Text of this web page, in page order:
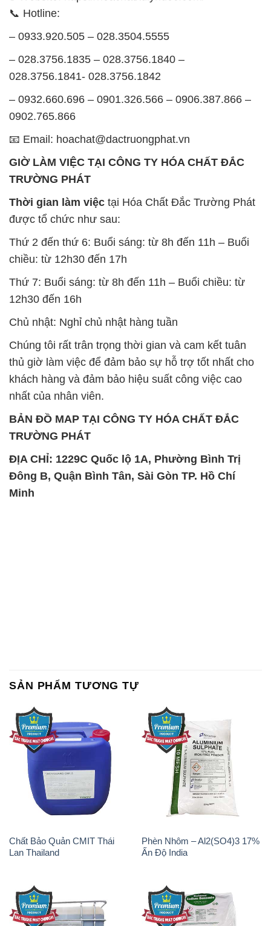
📞 Hotline:
– 0933.920.505 – 028.3504.5555
– 028.3756.1835 – 028.3756.1840 –
028.3756.1841- 028.3756.1842
– 0932.660.696 – 0901.326.566 – 0906.387.866 –
0902.765.866
📧 Email: hoachat@dactruongphat.vn
GIỜ LÀM VIỆC TẠI CÔNG TY HÓA CHẤT ĐẮC
TRƯỜNG PHÁT
Thời gian làm việc tại Hóa Chất Đắc Trường Phát
được tổ chức như sau:
Thứ 2 đến thứ 6: Buổi sáng: từ 8h đến 11h – Buổi
chiều: từ 12h30 đến 17h
Thứ 7: Buổi sáng: từ 8h đến 11h – Buổi chiều: từ
12h30 đến 16h
Chủ nhật: Nghỉ chủ nhật hàng tuần
Chúng tôi rất trân trọng thời gian và cam kết tuân
thủ giờ làm việc để đảm bảo sự hỗ trợ tốt nhất cho
khách hàng và đảm bảo hiệu suất công việc cao
nhất của nhân viên.
BẢN ĐỒ MAP TẠI CÔNG TY HÓA CHẤT ĐẮC
TRƯỜNG PHÁT
ĐỊA CHỈ: 1229C Quốc lộ 1A, Phường Bình Trị
Đông B, Quận Bình Tân, Sài Gòn TP. Hồ Chí
Minh
SẢN PHẨM TƯƠNG TỰ
Chất Bảo Quản CMIT Thái
Lan Thailand
Phèn Nhôm – Al2(SO4)3 17%
Ấn Độ India